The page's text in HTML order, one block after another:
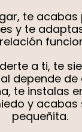
te
y te
a ti, te
depende
te instalas
y
pequeñita.